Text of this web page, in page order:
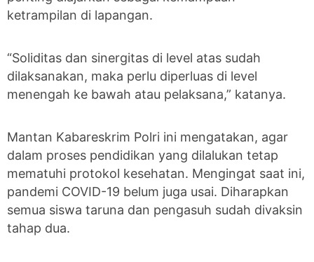
ketrampilan di lapangan.
“Soliditas dan sinergitas di level atas sudah
dilaksanakan, maka perlu diperluas di level
menengah ke bawah atau pelaksana,” katanya.
Mantan Kabareskrim Polri ini mengatakan, agar
dalam proses pendidikan yang dilalukan tetap
mematuhi protokol kesehatan. Mengingat saat ini,
pandemi COVID-19 belum juga usai. Diharapkan
semua siswa taruna dan pengasuh sudah divaksin
tahap dua.